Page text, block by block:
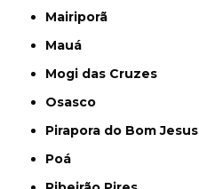
Mairiporã
Mauá
Mogi das Cruzes
Osasco
Pirapora do Bom Jesus
Poá